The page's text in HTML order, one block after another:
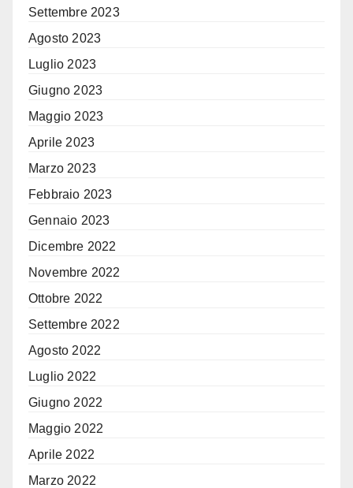
Settembre 2023
Agosto 2023
Luglio 2023
Giugno 2023
Maggio 2023
Aprile 2023
Marzo 2023
Febbraio 2023
Gennaio 2023
Dicembre 2022
Novembre 2022
Ottobre 2022
Settembre 2022
Agosto 2022
Luglio 2022
Giugno 2022
Maggio 2022
Aprile 2022
Marzo 2022